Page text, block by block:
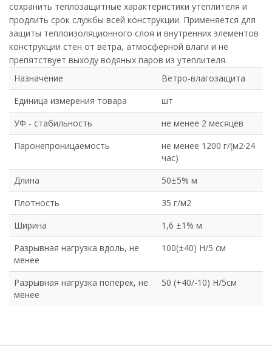
сохранить теплозащитные характеристики утеплителя и
продлить срок службы всей конструкции. Применяется для
защиты теплоизоляционного слоя и внутренних элементов
конструкции стен от ветра, атмосферной влаги и не
препятствует выходу водяных паров из утеплителя.
Назначение
Ветро-влагозащита
Единица измерения товара
шт
УФ - стабильность
не менее 2 месяцев
Паронепроницаемость
не менее 1200 г/(м2·24
час)
Длина
50±5% м
Плотность
35 г/м2
Ширина
1,6 ±1% м
Разрывная нагрузка вдоль, не
менее
100(±40) Н/5 см
Разрывная нагрузка поперек, не
менее
50 (+40/-10) Н/5см